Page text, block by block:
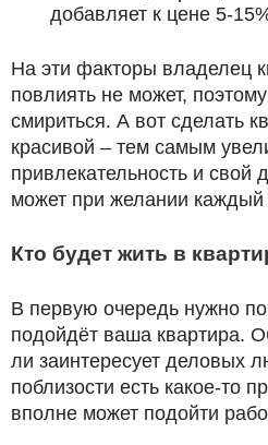
добавляет к цене 5-
На эти факторы владелец
повлиять не может,
смириться. А вот сделать
красивой – тем самым
привлекательность и свой
может при желании каждый
Кто будет жить в
В первую очередь нужно
подойдёт ваша квартира.
ли заинтересует деловых
поблизости есть какое-то
вполне может подойти